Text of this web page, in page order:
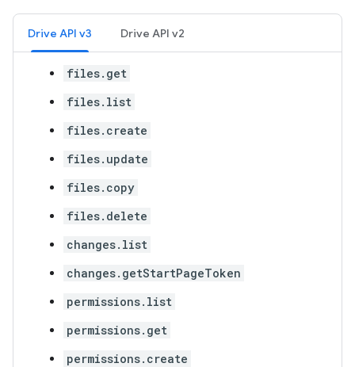
Drive API v3 Drive API v2
files.get
files.list
files.create
files.update
files.copy
files.delete
changes.list
changes.getStartPageToken
permissions.list
permissions.get
permissions.create